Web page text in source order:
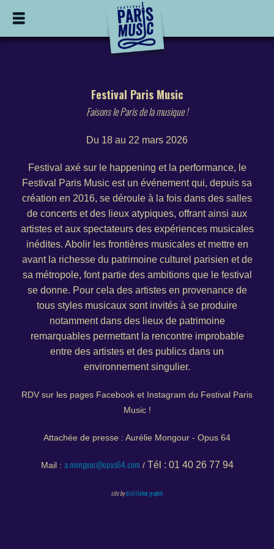
Festival Paris Music
Faisons le Paris de la musique !
Du 18 au 22 mars 2026
Festival axé sur le happening et la performance, le
Festival Paris Music est un événement qui, depuis sa
création en 2016, se déroule à la fois dans des salles
de concerts et des lieux atypiques, offrant ainsi aux
artistes et aux spectateurs des expériences musicales
inédites. Abolir les frontières musicales et mettre en
avant la richesse du patrimoine culturel parisien et de
sa métropole, font partie des ambitions que le festival
se donne. Pour cela des artistes en provenance de
tous styles musicaux sont invités à se produire
notamment dans des lieux de patrimoine
remarquables permettant la rencontre improbable
entre des artistes et des publics dans un
environnement singulier.
RDV sur les pages Facebook et Instagram du Festival Paris
Music !
Attachée de presse : Aurélie Mongour - Opus 64
Mail : a.mongour@opus64.com / Tél : 01 40 26 77 94
site bydistillateurgraphik